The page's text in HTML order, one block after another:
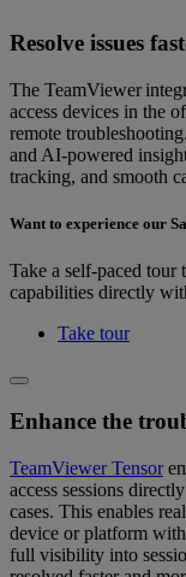
Resolve issues
The TeamViewer
access devices in the
remote
and AI-powered
tracking, and smooth
Want to experience our
Take a self-paced tour
capabilities directly
Take tour
Enhance the
TeamViewer Tensor
access sessions
cases. This enables
device or platform
full visibility into